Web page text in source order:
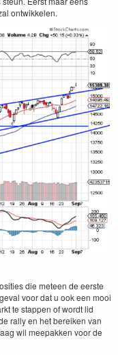
ontwikkelen.
die meteen de eerste
voor dat u ook een mooi
te stappen of wordt lid
rally en het bereiken van
wil meepakken voor de